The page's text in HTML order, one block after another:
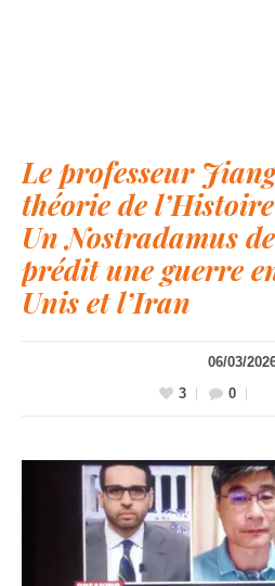
Le professeur
théorie de
Un Nostradamus
prédit une guerre
Unis et l’Iran
06/03/
3
0